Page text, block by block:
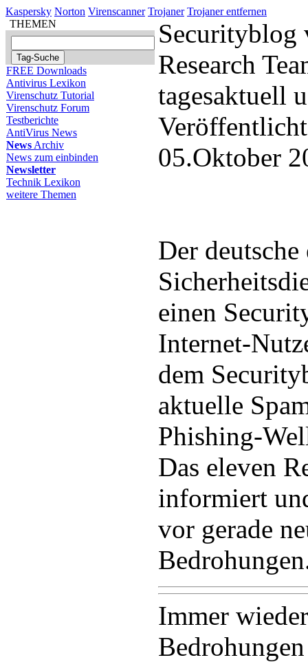
Kaspersky Norton Virenscanner Trojaner Trojaner entfernen
THEMEN
FREE Downloads
Antivirus Lexikon
Virenschutz Tutorial
Virenschutz Forum
Testberichte
AntiVirus News
News Archiv
News zum einbinden
Newsletter
Technik Lexikon
weitere Themen
Securityblog
Research
tagesaktuell
05.Oktober
Der
einen
Internet-
dem
aktuelle
Phishing-
Das eleven
informiert
vor gerade
Immer